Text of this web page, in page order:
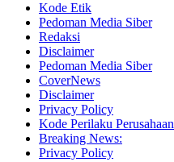
Kode Etik
Pedoman Media Siber
Redaksi
Disclaimer
Pedoman Media Siber
CoverNews
Disclaimer
Privacy Policy
Kode Perilaku Perusahaan
Breaking News:
Privacy Policy